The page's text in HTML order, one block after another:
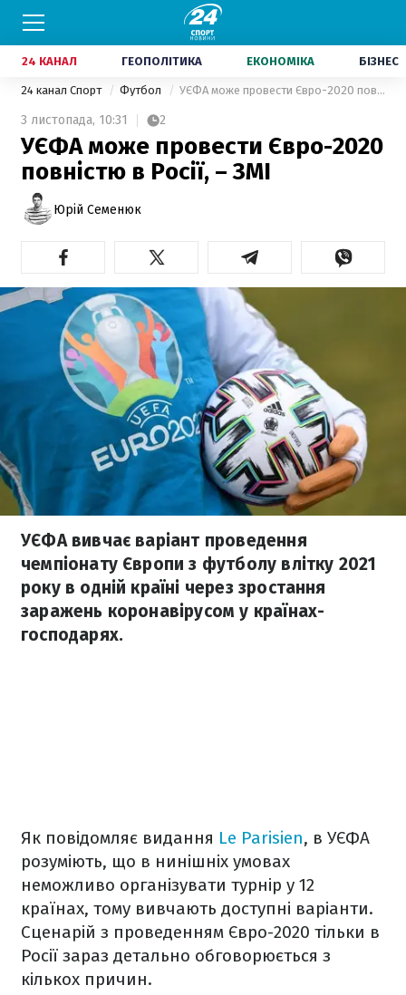
24 КАНАЛ ГЕОПОЛІТИКА ЕКОНОМІКА БІЗНЕС
24 канал Спорт Футбол УЄФА може провести Євро-2020 повністю в Росії, – ЗМІ
3 листопада, 10:31 2
УЄФА може провести Євро-2020
повністю в Росії, – ЗМІ
Юрій Семенюк
УЄФА вивчає варіант проведення
чемпіонату Європи з футболу влітку 2021
року в одній країні через зростання
заражень коронавірусом у країнах-
господарях.
Як повідомляє видання Le Parisien, в УЄФА
розуміють, що в нинішніх умовах
неможливо організувати турнір у 12
країнах, тому вивчають доступні варіанти.
Сценарій з проведенням Євро-2020 тільки в
Росії зараз детально обговорюється з
кількох причин.